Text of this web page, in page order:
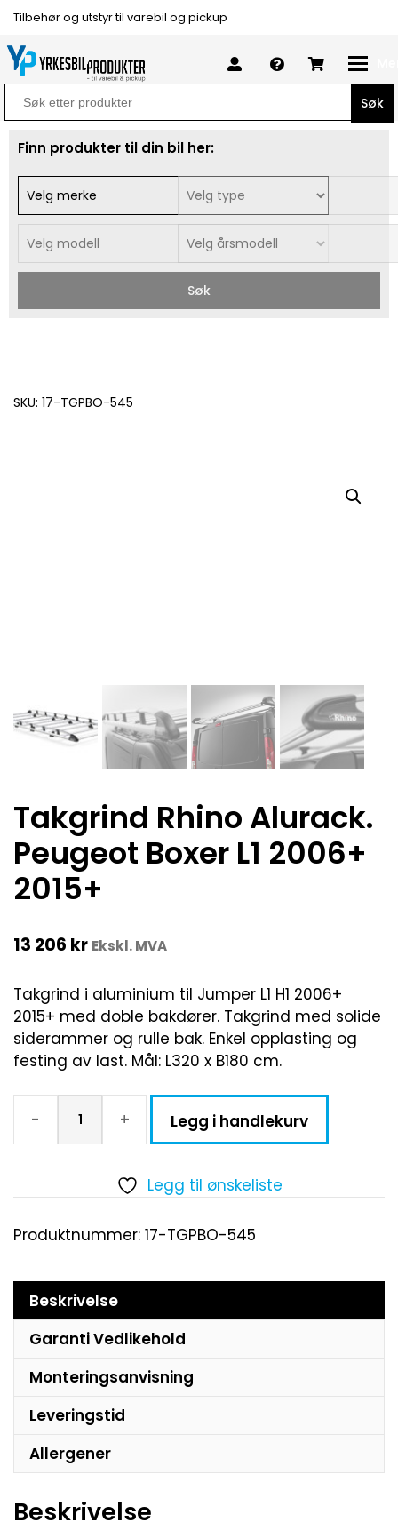
Tilbehør og utstyr til varebil og pickup
Search
for:
Finn produkter til din bil her:
Søk
SKU: 17-TGPBO-545
Takgrind Rhino Alurack.
Peugeot Boxer L1 2006+
2015+
13 206 kr Ekskl. MVA
Takgrind i aluminium til Jumper L1 H1 2006+
2015+ med doble bakdører. Takgrind med solide
siderammer og rulle bak. Enkel opplasting og
festing av last. Mål: L320 x B180 cm.
- + Legg i handlekurv
Legg til ønskeliste
Produktnummer: 17-TGPBO-545
Beskrivelse
Garanti Vedlikehold
Monteringsanvisning
Leveringstid
Allergener
Beskrivelse